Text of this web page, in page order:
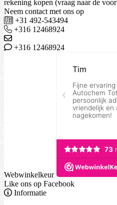
rekening kopen (vraag naar de
Neem contact met ons op
+31 492-543494
+316 12468924
+316 12468924
Webwinkelkeur
Like ons op Facebook
Informatie